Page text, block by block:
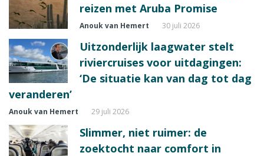
reizen met Aruba Promise
Anouk van Hemert 30 juli 2026
Uitzonderlijk laagwater stelt
riviercruises voor uitdagingen:
‘De situatie kan van dag tot dag
veranderen’
Anouk van Hemert 29 juli 2026
Slimmer, niet ruimer: de
zoektocht naar comfort in